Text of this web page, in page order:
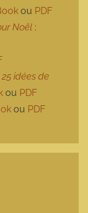
ou PDF
Noël :
idées de
ou PDF
ou PDF